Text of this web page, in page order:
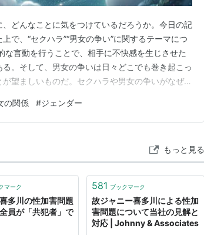
どんなことに気をつけているだろうか。今日の記
で、“セクハラ”“男女の争い”に関するテーマにつ
な言動を行うことで、相手に不快感を生じさせた
。そして、男女の争いは日々どこでも巻き起こっ
望ましいものだ。セクハラや男女の争いがなぜ起
与えていると思われる。それでは、以下エピソー
０代頃の男性教員…
の関係 #ジェンダー
もっと見る
マーク
多川の性加害問題
員が「共犯者」で
581 ブックマーク
故ジャニー喜多川による性加
害問題について当社の見解と
対応 | Johnny & Associates